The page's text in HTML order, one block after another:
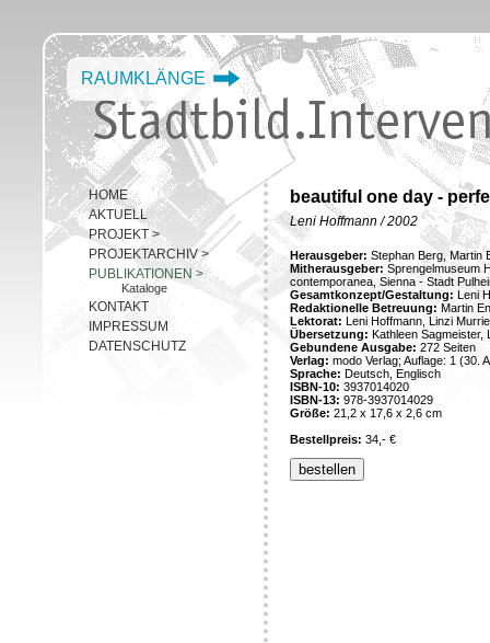
RAUMKLÄNGE
HOME
AKTUELL
PROJEKT>
PROJEKTARCHIV>
PUBLIKATIONEN >
Kataloge
KONTAKT
IMPRESSUM
DATENSCHUTZ
beautiful one day -
Leni Hoffmann / 2002
Herausgeber: Stephan Berg, Martin
Mitherausgeber: Sprengelmuseum
contemporanea, Sienna - Stadt
Gesamtkonzept/Gestaltung: Leni
Redaktionelle Betreuung: Martin
Lektorat: Leni Hoffmann, Linzi Murrie
Übersetzung: Kathleen Sagmeister,
Gebundene Ausgabe: 272 Seiten
Verlag: modo Verlag; Auflage: 1 (30.
Sprache: Deutsch, Englisch
ISBN-10: 3937014020
ISBN-13: 978-3937014029
Größe: 21,2 x 17,6 x 2,6 cm
Bestellpreis: 34,- €